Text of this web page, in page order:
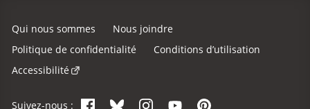
Qui nous sommes
Nous joindre
Politique de confidentialité
Conditions d’utilisation
Accessibilité
Suivez-nous :